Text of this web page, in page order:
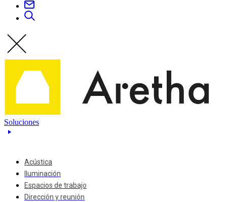
Soluciones
Acústica
Iluminación
Espacios de trabajo
Dirección y reunión